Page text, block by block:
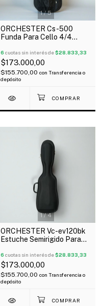
1/5
ORCHESTER Cs-500
Funda Para Cello 4/4
6 cuotas sin interés de$28.833,33
$173.000,00
$155.700,00 con Transferencia o
depósito
1/4
ORCHESTER Vc-ev120bk
Estuche Semirigido Para
6 cuotas sin interés de$28.833,33
$173.000,00
$155.700,00 con Transferencia o
depósito